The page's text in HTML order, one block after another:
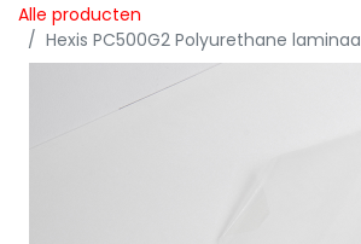
Alle producten
Hexis PC500G2 Polyurethane